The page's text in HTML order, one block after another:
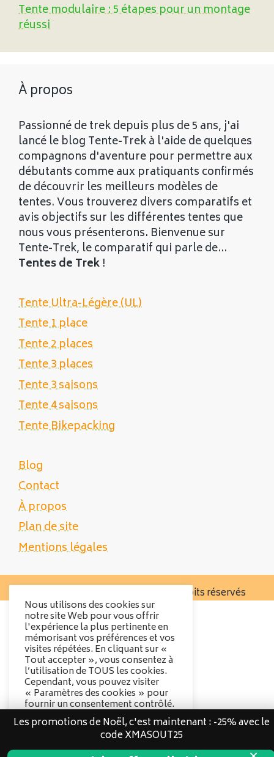
Tente modulaire : 5 étapes pour un montage
réussi
À propos
Passionné de trek depuis plus de 5 ans, j'ai
lancé le blog Tente-Trek à l'aide de quelques
compagnons d'aventure pour permettre aux
débutants comme aux pratiquants confirmés
de découvrir les meilleurs modèles de
tentes. Vous trouverez divers comparatifs et
avis objectifs sur les différentes tentes que
nous vous présenterons. Bienvenue sur
Tente-Trek, le comparatif qui parle de...
Tentes de Trek !
Tente Ultra-Légère (UL)
Tente 1 place
Tente 2 places
Tente 3 places
Tente 3 saisons
Tente 4 saisons
Tente Bikepacking
Blog
Contact
À propos
Plan de site
Mentions légales
Copyright 2025 Tente Trek - Tous droits réservés
Nous utilisons des cookies sur
notre site Web pour vous offrir
l'expérience la plus pertinente en
mémorisant vos préférences et vos
visites répétées. En cliquant sur «
Tout accepter », vous consentez à
l’utilisation de TOUS les cookies.
Cependant, vous pouvez visiter
« Paramètres des cookies » pour
fournir un consentement contrôlé.
Options des cookies
Tout accepter
Les promotions de Noël, c'est maintenant : -25% avec le
code XMASOUT25